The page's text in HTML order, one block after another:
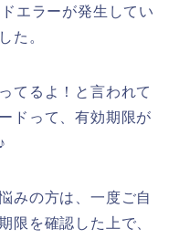
エラーが発生してい
た。
てるよ！と言われて
ドって、有効期限が
みの方は、一度ご自
限を確認した上で、